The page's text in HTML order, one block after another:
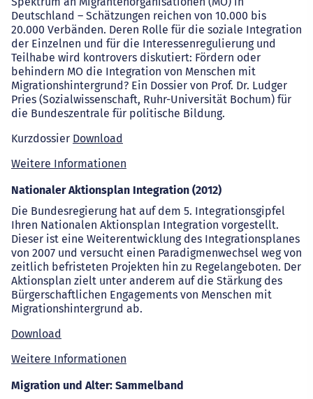
Deutschland – Schätzungen reichen von 10.000 bis
20.000 Verbänden. Deren Rolle für die soziale Integration
der Einzelnen und für die Interessenregulierung und
Teilhabe wird kontrovers diskutiert: Fördern oder
behindern MO die Integration von Menschen mit
Migrationshintergrund? Ein Dossier von Prof. Dr. Ludger
Pries (Sozialwissenschaft, Ruhr-Universität Bochum) für
die Bundeszentrale für politische Bildung.
Kurzdossier Download
Weitere Informationen
Nationaler Aktionsplan Integration (2012)
Die Bundesregierung hat auf dem 5. Integrationsgipfel
Ihren Nationalen Aktionsplan Integration vorgestellt.
Dieser ist eine Weiterentwicklung des Integrationsplanes
von 2007 und versucht einen Paradigmenwechsel weg von
zeitlich befristeten Projekten hin zu Regelangeboten. Der
Aktionsplan zielt unter anderem auf die Stärkung des
Bürgerschaftlichen Engagements von Menschen mit
Migrationshintergrund ab.
Download
Weitere Informationen
Migration und Alter: Sammelband